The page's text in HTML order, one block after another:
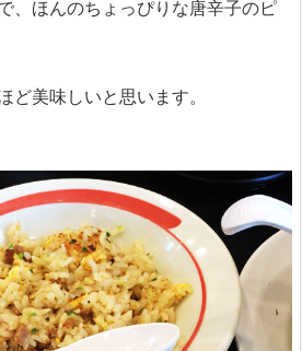
、ほんのちょっぴりな唐辛子のピ
ど美味しいと思います。